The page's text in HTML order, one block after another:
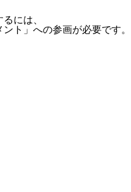
には、
ト」への参画が必要です。